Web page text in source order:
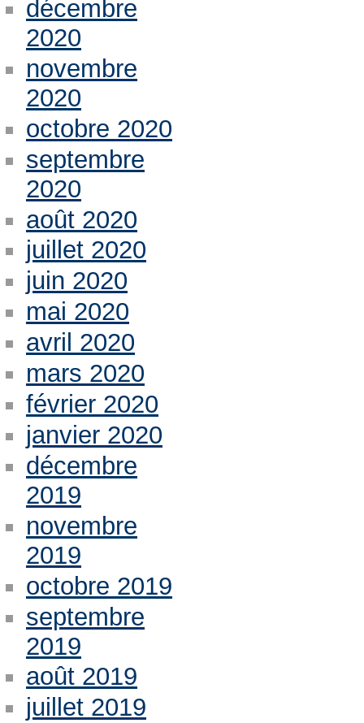
décembre
2020
novembre
2020
octobre 2020
septembre
2020
août 2020
juillet 2020
juin 2020
mai 2020
avril 2020
mars 2020
février 2020
janvier 2020
décembre
2019
novembre
2019
octobre 2019
septembre
2019
août 2019
juillet 2019